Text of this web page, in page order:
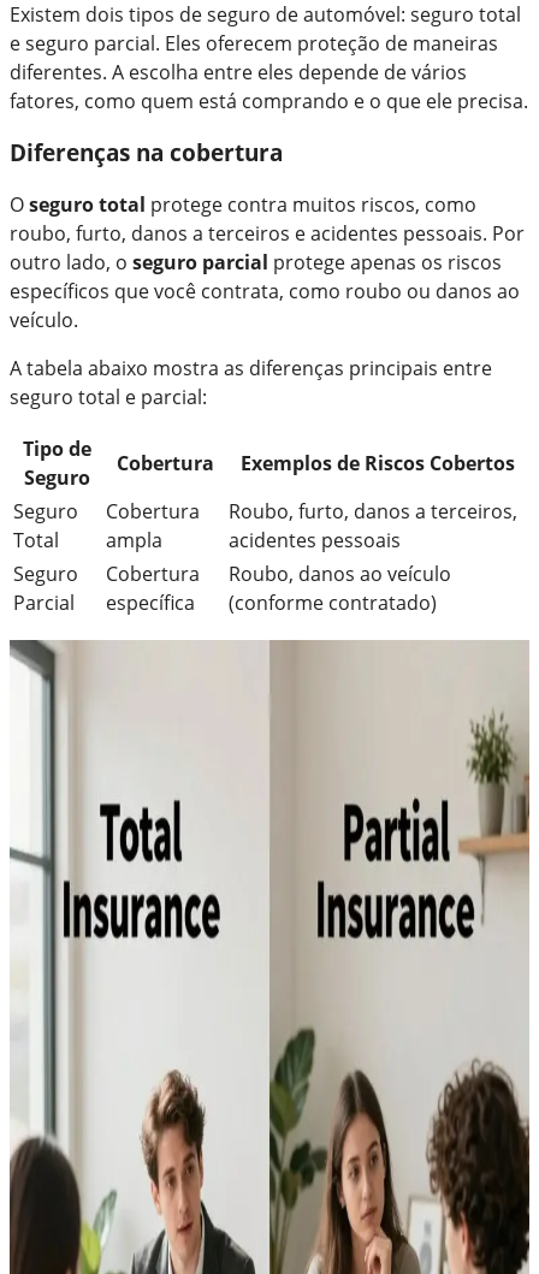
Existem dois tipos de seguro de automóvel: seguro total
e seguro parcial. Eles oferecem proteção de maneiras
diferentes. A escolha entre eles depende de vários
fatores, como quem está comprando e o que ele precisa.
Diferenças na cobertura
Oseguro total protege contra muitos riscos, como
roubo, furto, danos a terceiros e acidentes pessoais. Por
outro lado, o seguro parcial protege apenas os riscos
específicos que você contrata, como roubo ou danos ao
veículo.
A tabela abaixo mostra as diferenças principais entre
seguro total e parcial:
Tipo de
Seguro
Cobertura
Exemplos de Riscos Cobertos
Seguro
Total
Cobertura
ampla
Roubo, furto, danos a terceiros,
acidentes pessoais
Seguro
Parcial
Cobertura
específica
Roubo, danos ao veículo
(conforme contratado)